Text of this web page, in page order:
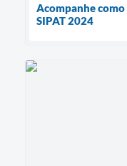
Acompanhe
SIPAT 2024